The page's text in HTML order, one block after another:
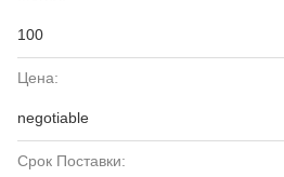
100
Цена:
negotiable
Срок Поставки: